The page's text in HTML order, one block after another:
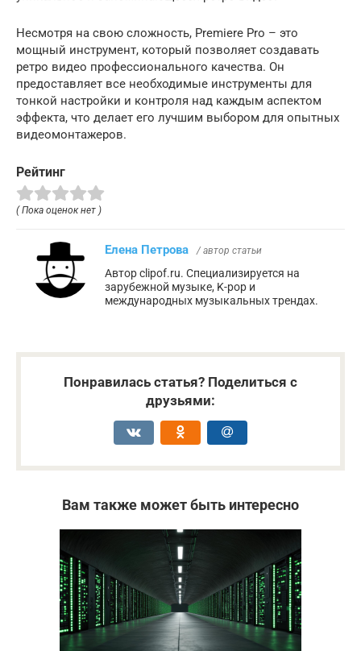
Несмотря на свою сложность, Premiere Pro – это
мощный инструмент, который позволяет создавать
ретро видео профессионального качества. Он
предоставляет все необходимые инструменты для
тонкой настройки и контроля над каждым аспектом
эффекта, что делает его лучшим выбором для опытных
видеомонтажеров.
Рейтинг
( Пока оценок нет )
Елена Петрова / автор статьи
Автор clipof.ru. Специализируется на
зарубежной музыке, K-pop и
международных музыкальных трендах.
Понравилась статья? Поделиться с
друзьями:
Вам также может быть интересно